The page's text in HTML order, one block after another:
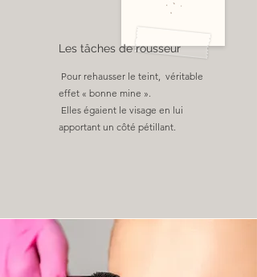
Les tâches de rousseur
Pour rehausser le teint, véritable
effet « bonne mine ».
Elles égaient le visage en lui
apportant un côté pétillant.